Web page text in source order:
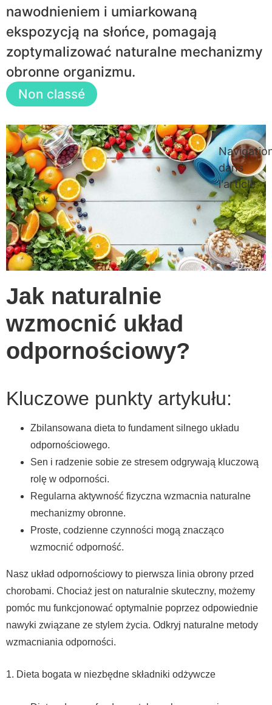
nawodnieniem i umiarkowaną
ekspozycją na słońce, pomagają
zoptymalizować naturalne mechanizmy
obronne organizmu.
Non classé
Jak naturalnie
wzmocnić układ
odpornościowy?
Kluczowe punkty artykułu:
Zbilansowana dieta to fundament silnego układu
odpornościowego.
Sen i radzenie sobie ze stresem odgrywają kluczową
rolę w odporności.
Regularna aktywność fizyczna wzmacnia naturalne
mechanizmy obronne.
Proste, codzienne czynności mogą znacząco
wzmocnić odporność.
Nasz układ odpornościowy to pierwsza linia obrony przed
chorobami. Chociaż jest on naturalnie skuteczny, możemy
pomóc mu funkcjonować optymalnie poprzez odpowiednie
nawyki związane ze stylem życia. Odkryj naturalne metody
wzmacniania odporności.
1. Dieta bogata w niezbędne składniki odżywcze
dans
l'article